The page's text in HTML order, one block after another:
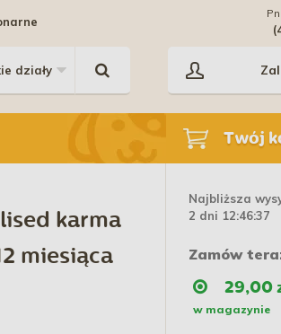
Twój
karma
miesiąca
Najbliższa
2 dni 12:46:36
Zamów
29,00
w magazynie